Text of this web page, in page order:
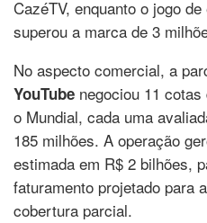
CazéTV, enquanto o jogo
superou a marca de 3
No aspecto comercial, a
YouTube negociou 11
o Mundial, cada uma
185 milhões. A operação
estimada em R$ 2 bilhões,
faturamento projetado para a
cobertura parcial.